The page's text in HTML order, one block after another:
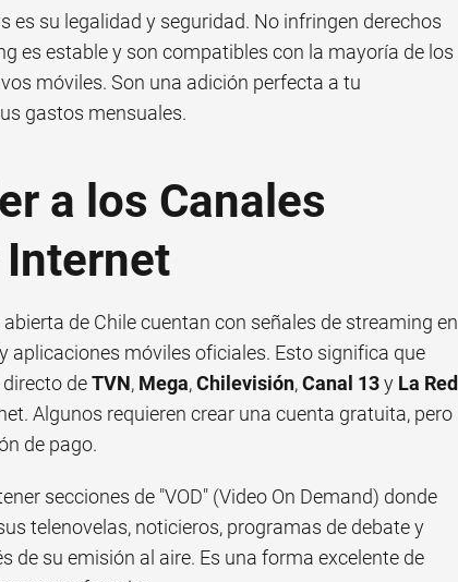
es su legalidad y seguridad. No infringen derechos
es estable y son compatibles con la mayoría de los
móviles. Son una adición perfecta a tu
gastos mensuales.
a los Canales
de Chile cuentan con señales de streaming en
aplicaciones móviles oficiales. Esto significa que
deTVN, Mega,Chilevisión,Canal 13y La Red
Algunos requieren crear una cuenta gratuita, pero
de pago.
secciones de "VOD" (Video On Demand) donde
telenovelas, noticieros, programas de debate y
de su emisión al aire. Es una forma excelente de